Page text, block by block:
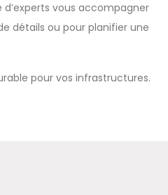
vous accompagner
détails ou pour planifier une
pour vos infrastructures.